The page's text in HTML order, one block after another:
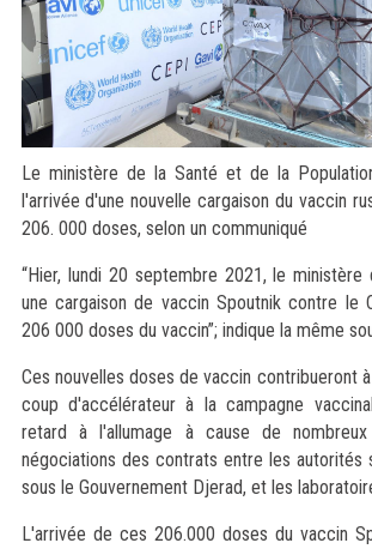
Le ministère de la Santé et de la
l'arrivée d'une nouvelle cargaison du vaccin
206. 000 doses, selon un communiqué
“Hier, lundi 20 septembre 2021, le
une cargaison de vaccin Spoutnik contre le
206 000 doses du vaccin”; indique la même
Ces nouvelles doses de vaccin contribueront
coup d'accélérateur à la campagne
retard à l'allumage à cause de
négociations des contrats entre les autorités
sous le Gouvernement Djerad, et les
L'arrivée de ces 206.000 doses du vaccin